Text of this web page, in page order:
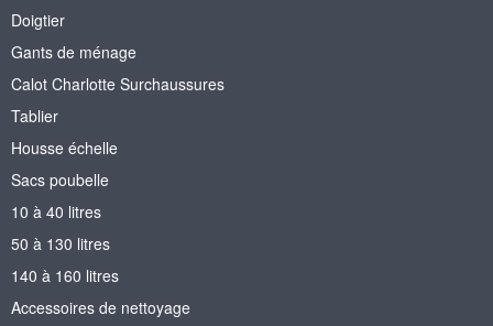
Doigtier
Gants de ménage
Calot Charlotte Surchaussures
Tablier
Housse échelle
Sacs poubelle
10 à 40 litres
50 à 130 litres
140 à 160 litres
Accessoires de nettoyage